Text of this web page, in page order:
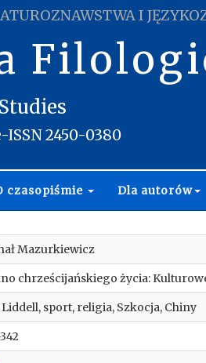
I
ISSN 2450-0380
czasopiśmie Dla autorów
Mazurkiewicz
chrześcijańskiego życia:
sport, religia, Szkocja, Chiny